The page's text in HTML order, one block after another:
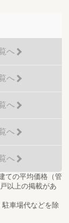
へ
へ
へ
へ
へ
ての平均価格（管
以上の掲載があ
駐車場代などを除